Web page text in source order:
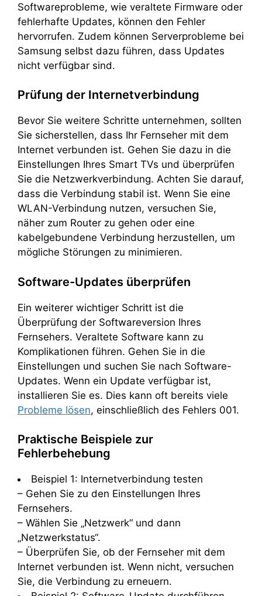
Softwareprobleme, wie veraltete Firmware oder
fehlerhafte Updates, können den Fehler
hervorrufen. Zudem können Serverprobleme bei
Samsung selbst dazu führen, dass Updates
nicht verfügbar sind.
Prüfung der Internetverbindung
Bevor Sie weitere Schritte unternehmen, sollten
Sie sicherstellen, dass Ihr Fernseher mit dem
Internet verbunden ist. Gehen Sie dazu in die
Einstellungen Ihres Smart TVs und überprüfen
Sie die Netzwerkverbindung. Achten Sie darauf,
dass die Verbindung stabil ist. Wenn Sie eine
WLAN-Verbindung nutzen, versuchen Sie,
näher zum Router zu gehen oder eine
kabelgebundene Verbindung herzustellen, um
mögliche Störungen zu minimieren.
Software-Updates überprüfen
Ein weiterer wichtiger Schritt ist die
Überprüfung der Softwareversion Ihres
Fernsehers. Veraltete Software kann zu
Komplikationen führen. Gehen Sie in die
Einstellungen und suchen Sie nach Software-
Updates. Wenn ein Update verfügbar ist,
installieren Sie es. Dies kann oft bereits viele
Probleme lösen, einschließlich des Fehlers 001.
Praktische Beispiele zur
Fehlerbehebung
Beispiel 1: Internetverbindung testen
– Gehen Sie zu den Einstellungen Ihres
Fernsehers.
– Wählen Sie „Netzwerk“ und dann
„Netzwerkstatus“.
– Überprüfen Sie, ob der Fernseher mit dem
Internet verbunden ist. Wenn nicht, versuchen
Sie, die Verbindung zu erneuern.